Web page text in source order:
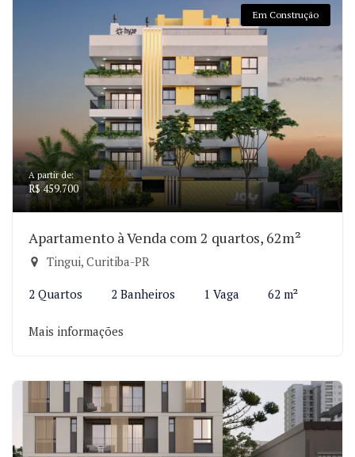
Em Construção
A partir de:
R$ 459.700
Apartamento à Venda com 2 quartos, 62m²
Tingui, Curitiba-PR
2 Quartos 2 Banheiros 1 Vaga 62 m²
Mais informações